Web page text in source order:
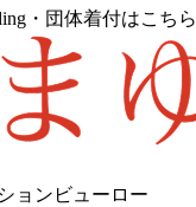
・団体着付はこちら
ョンビューロー